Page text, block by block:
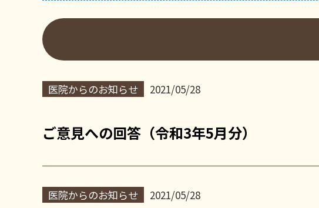
医院からのお知らせ 2021/05/28
ご意見への回答（令和3年5月分）
医院からのお知らせ 2021/05/28